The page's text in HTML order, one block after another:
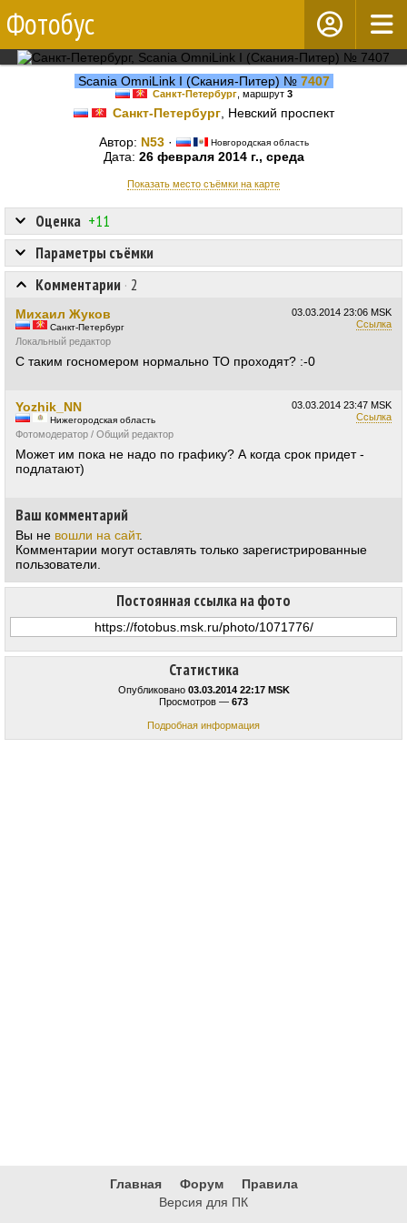
Фотобус
Scania OmniLink I (Скания-Питер) № 7407
Санкт-Петербург, маршрут 3
Санкт-Петербург, Невский проспект
Автор: N53· Новгородская область
Дата: 26 февраля 2014 г., среда
Показать место съёмки на карте
Статистика
Опубликовано 03.03.2014 22:17 MSK
Просмотров — 673
Подробная информация
Оценка +11
Постоянная ссылка на фото
Параметры съёмки
Комментарии · 2
03.03.2014 23:06 MSK
Ссылка
Михаил Жуков
Санкт-Петербург
Локальный редактор
С таким госномером нормально ТО проходят? :-0
03.03.2014 23:47 MSK
Ссылка
Yozhik_NN
Нижегородская область
Фотомодератор / Общий редактор
Может им пока не надо по графику? А когда срок придет -
подлатают)
Ваш комментарий
Вы не вошли на сайт.
Комментарии могут оставлять только зарегистрированные
пользователи.
Главная Форум
Правила
Версия для ПК